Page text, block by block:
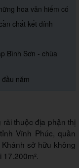
hoa văn hiếm có
chất kết dính
Bình Sơn - chùa
năm
thuộc địa phận thị
Vĩnh Phúc, quần
sở hữu không